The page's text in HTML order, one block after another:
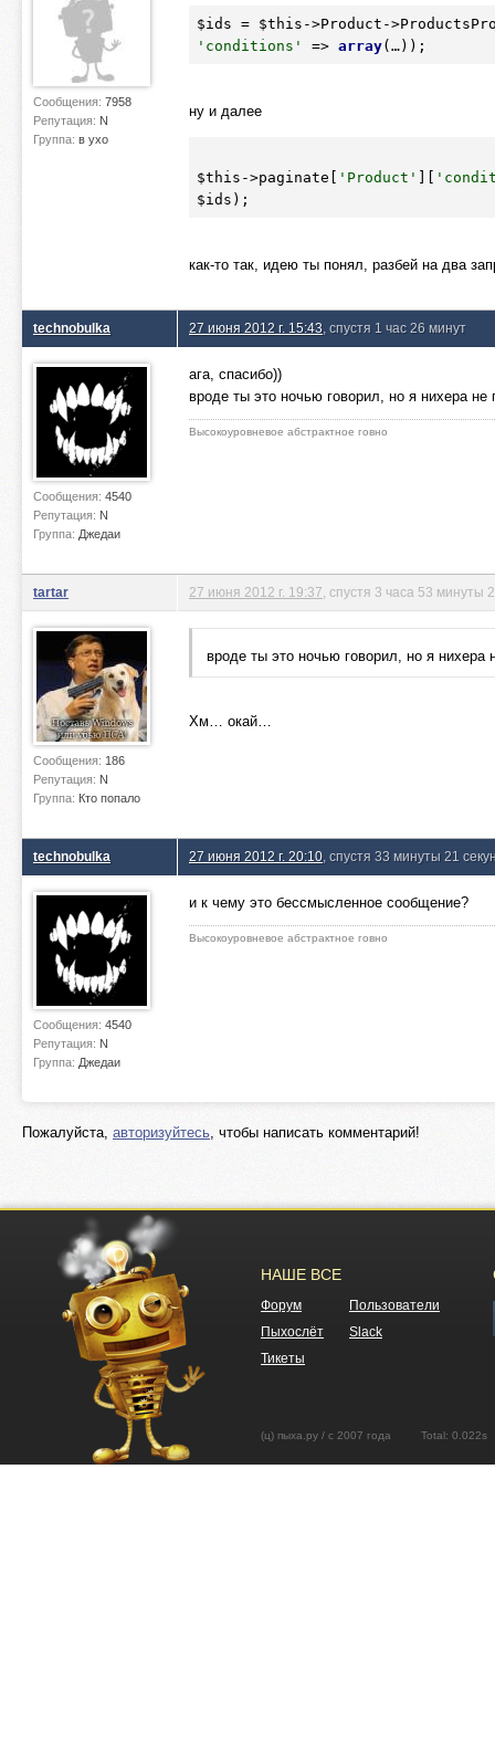
Сообщения: 7958
Репутация: N
Группа: в ухо
$ids = $this ->Product-
'conditions'
=> array(…));
ну и далее
$this ->paginate[ 'Product' ][
$ids
как-то так, идею ты понял, разбей на два
technobulka
Сообщения: 4540
Репутация: N
Группа: Джедаи
27 июня 2012 г. 15:43 , спустя 1 час 26 минут
ага, спасибо))
вроде ты это ночью говорил, но я нихера
Высокоуровневое абстрактное говно
tartar
Сообщения: 186
Репутация: N
Группа: Кто попало
27 июня 2012 г. 19:37 , спустя 3 часа 53 минуты
вроде ты это ночью говорил, но я нихера
Хм… окай…
technobulka
Сообщения: 4540
Репутация: N
Группа: Джедаи
27 июня 2012 г. 20:10 , спустя 33 минуты 21
и к чему это бессмысленное сообщение?
Высокоуровневое абстрактное говно
Пожалуйста, авторизуйтесь, чтобы написать комментарий!
НАШЕ ВСЕ
Форум
Пользователи
Пыхослёт
Slack
Тикеты
(ц) пыха.ру / с 2007 года Total: